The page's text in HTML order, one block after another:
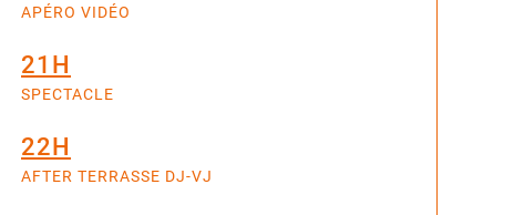
APÉRO VIDÉO
21H
SPECTACLE
22H
AFTER TERRASSE DJ-VJ